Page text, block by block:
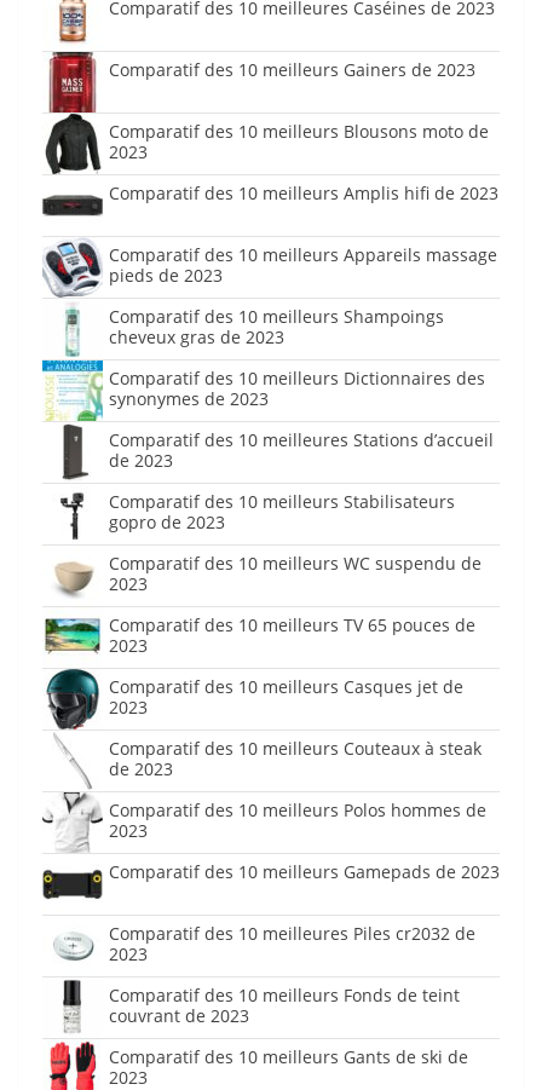
Comparatif des 10 meilleures Caséines de 2023
Comparatif des 10 meilleurs Gainers de 2023
Comparatif des 10 meilleurs Blousons moto de
2023
Comparatif des 10 meilleurs Amplis hifi de 2023
Comparatif des 10 meilleurs Appareils massage
pieds de 2023
Comparatif des 10 meilleurs Shampoings
cheveux gras de 2023
Comparatif des 10 meilleurs Dictionnaires des
synonymes de 2023
Comparatif des 10 meilleures Stations d’accueil
de 2023
Comparatif des 10 meilleurs Stabilisateurs
gopro de 2023
Comparatif des 10 meilleurs WC suspendu de
2023
Comparatif des 10 meilleurs TV 65 pouces de
2023
Comparatif des 10 meilleurs Casques jet de
2023
Comparatif des 10 meilleurs Couteaux à steak
de 2023
Comparatif des 10 meilleurs Polos hommes de
2023
Comparatif des 10 meilleurs Gamepads de 2023
Comparatif des 10 meilleures Piles cr2032 de
2023
Comparatif des 10 meilleurs Fonds de teint
couvrant de 2023
Comparatif des 10 meilleurs Gants de ski de
2023